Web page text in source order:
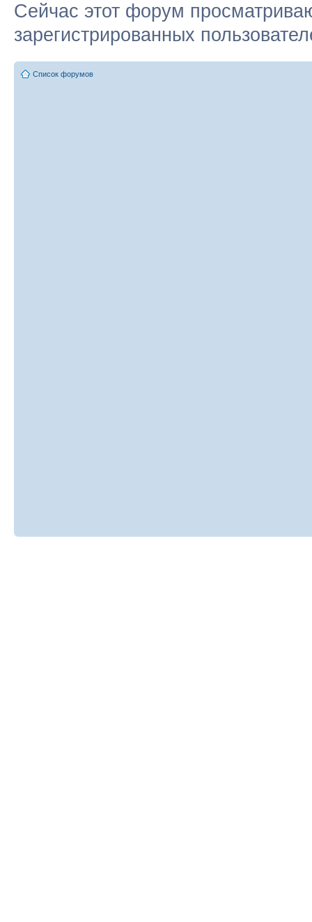
Сейчас этот форум
зарегистрированных
Список форумов